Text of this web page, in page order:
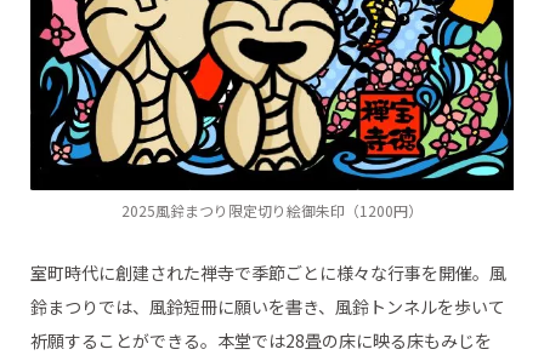
2025風鈴まつり限定切り絵御朱印（1200円）
室町時代に創建された禅寺で季節ごとに様々な行事を開催。風
鈴まつりでは、風鈴短冊に願いを書き、風鈴トンネルを歩いて
祈願することができる。本堂では28畳の床に映る床もみじを